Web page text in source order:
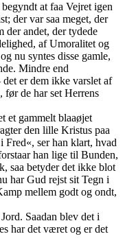
at faa Vejret igen
der var saa meget, der
der andet, der tydede
af Umoralitet og
nu syntes disse gamle,
Mindre end
er dem ikke varslet af
før de har set Herrens
et gammelt blaaøjet
den lille Kristus paa
Fred«, ser han klart, hvad
han lige til Bunden,
saa betyder det ikke blot
har Gud rejst sit Tegn i
mellem godt og ondt,
Saadan blev det i
har det været og er det